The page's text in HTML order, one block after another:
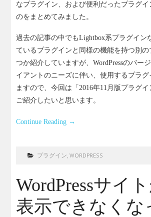
なプラグイン、および便利だったプラグイ
のをまとめてみました。
過去の記事の中でもLightbox系プラグイン
ているプラグインと同様の機能を持つ別の
つか紹介していますが、WordPressのバー
イアントのニーズに伴い、使用するプラグ
ますので、今回は「2016年11月版プラグ
ご紹介したいと思います。
Continue Reading →
プラグイン ,WORDPRESS
WordPressサイ
表示できなくな